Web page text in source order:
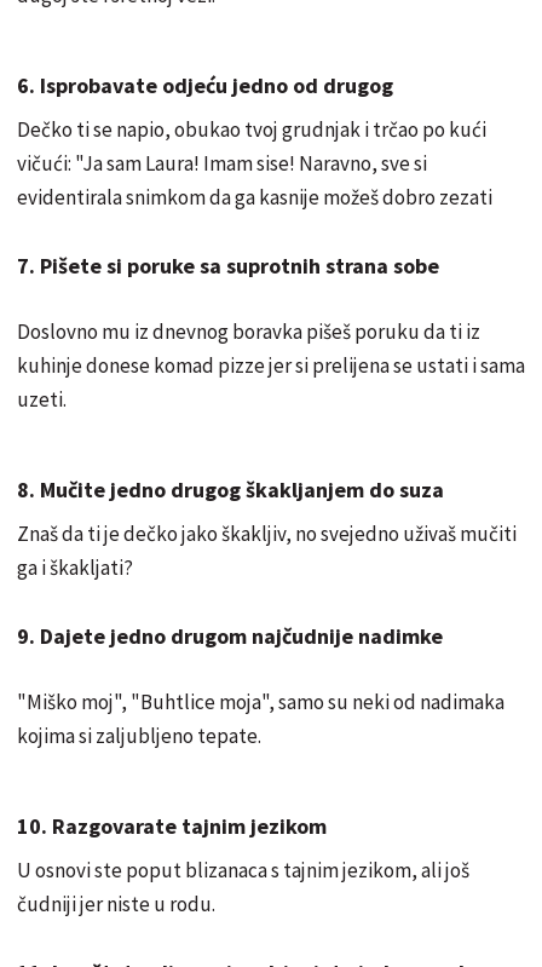
6. Isprobavate odjeću jedno od drugog
Dečko ti se napio, obukao tvoj grudnjak i trčao po kući
vičući: "Ja sam Laura! Imam sise! Naravno, sve si
evidentirala snimkom da ga kasnije možeš dobro zezati
7. Pišete si poruke sa suprotnih strana sobe
Doslovno mu iz dnevnog boravka pišeš poruku da ti iz
kuhinje donese komad pizze jer si prelijena se ustati i sama
uzeti.
8. Mučite jedno drugog škakljanjem do suza
Znaš da ti je dečko jako škakljiv, no svejedno uživaš mučiti
ga i škakljati?
9. Dajete jedno drugom najčudnije nadimke
"Miško moj", "Buhtlice moja", samo su neki od nadimaka
kojima si zaljubljeno tepate.
10. Razgovarate tajnim jezikom
U osnovi ste poput blizanaca s tajnim jezikom, ali još
čudniji jer niste u rodu.